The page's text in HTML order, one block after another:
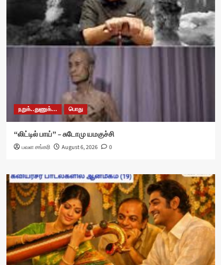
நறுக்..துணுக்... பொது
“லிட்டில் பாய்” – சுடோமு யமகுச்சி
பவள சங்கரி August 6, 2026 0